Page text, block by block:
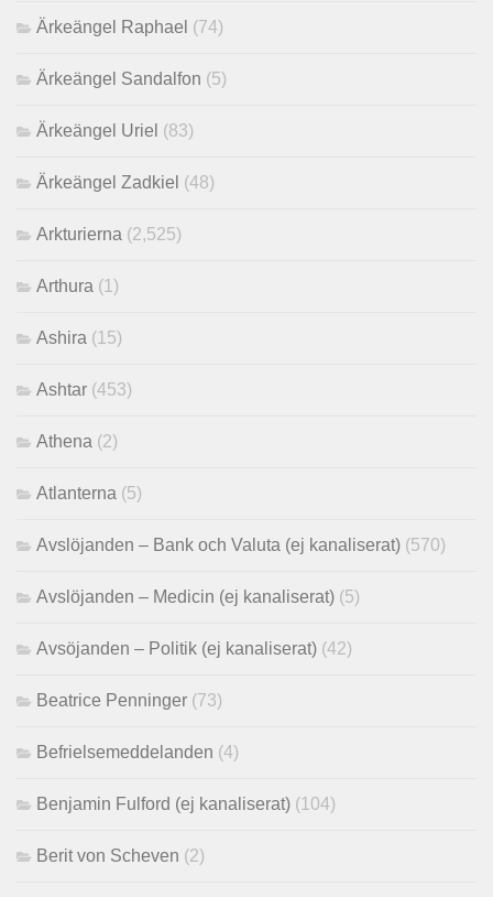
Ärkeängel Raphael (74)
Ärkeängel Sandalfon (5)
Ärkeängel Uriel (83)
Ärkeängel Zadkiel (48)
Arkturierna (2,525)
Arthura (1)
Ashira (15)
Ashtar (453)
Athena (2)
Atlanterna (5)
Avslöjanden – Bank och Valuta (ej kanaliserat) (570)
Avslöjanden – Medicin (ej kanaliserat) (5)
Avsöjanden – Politik (ej kanaliserat) (42)
Beatrice Penninger (73)
Befrielsemeddelanden (4)
Benjamin Fulford (ej kanaliserat) (104)
Berit von Scheven (2)